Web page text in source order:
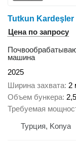
Tutkun
Цена по запросу
машина
2025
Ширина захвата 2
Объем бункера
Требуемая
Турция, Konya